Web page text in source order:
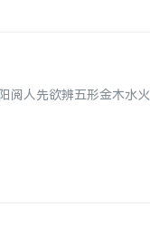
人先欲辨五形金木水火